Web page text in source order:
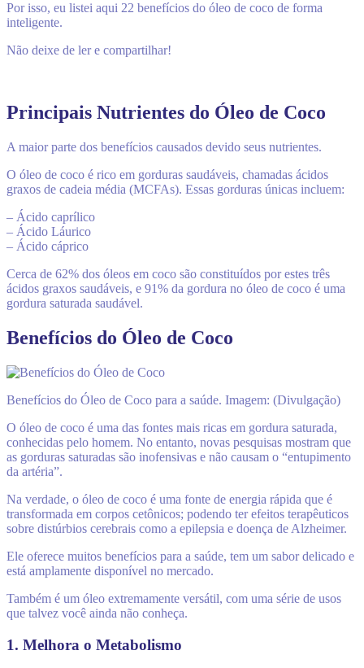
Por isso, eu listei aqui 22 benefícios do óleo de coco de forma
inteligente.
Não deixe de ler e compartilhar!
Principais Nutrientes do Óleo de Coco
A maior parte dos benefícios causados devido seus nutrientes.
O óleo de coco é rico em gorduras saudáveis, chamadas ácidos
graxos de cadeia média (MCFAs). Essas gorduras únicas incluem:
– Ácido caprílico
– Ácido Láurico
– Ácido cáprico
Cerca de 62% dos óleos em coco são constituídos por estes três
ácidos graxos saudáveis, e 91% da gordura no óleo de coco é uma
gordura saturada saudável.
Benefícios do Óleo de Coco
Benefícios do Óleo de Coco para a saúde. Imagem: (Divulgação)
O óleo de coco é uma das fontes mais ricas em gordura saturada,
conhecidas pelo homem. No entanto, novas pesquisas mostram que
as gorduras saturadas são inofensivas e não causam o “entupimento
da artéria”.
Na verdade, o óleo de coco é uma fonte de energia rápida que é
transformada em corpos cetônicos; podendo ter efeitos terapêuticos
sobre distúrbios cerebrais como a epilepsia e doença de Alzheimer.
Ele oferece muitos benefícios para a saúde, tem um sabor delicado e
está amplamente disponível no mercado.
Também é um óleo extremamente versátil, com uma série de usos
que talvez você ainda não conheça.
1. Melhora o Metabolismo